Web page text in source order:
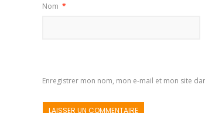
Nom *
Enregistrer mon nom, mon e-mail et mon site